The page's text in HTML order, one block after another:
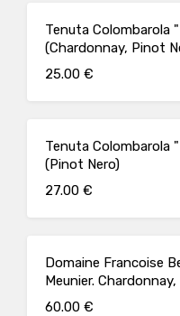
Tenuta Colombarola
(Chardonnay, Pinot
25.00 €
Tenuta Colombarola
(Pinot Nero)
27.00 €
Domaine Francoise
Meunier.
60.00 €